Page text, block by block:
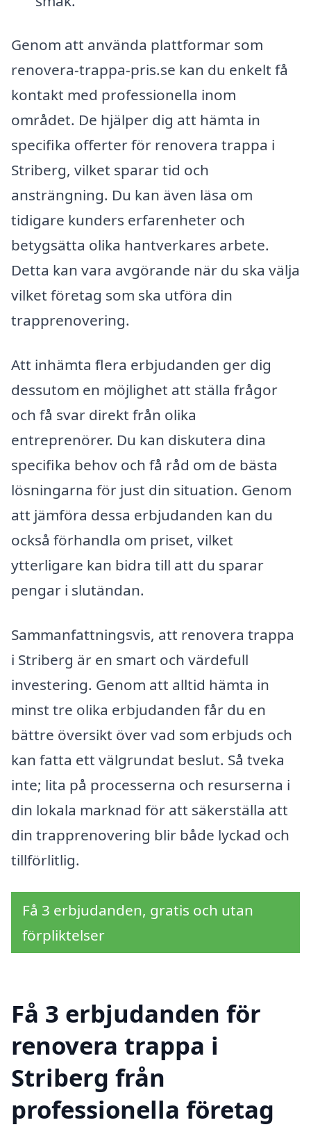
Genom att använda plattformar som
renovera-trappa-pris.se kan du enkelt få
kontakt med professionella inom
området. De hjälper dig att hämta in
specifika offerter för renovera trappa i
Striberg, vilket sparar tid och
ansträngning. Du kan även läsa om
tidigare kunders erfarenheter och
betygsätta olika hantverkares arbete.
Detta kan vara avgörande när du ska välja
vilket företag som ska utföra din
trapprenovering.
Att inhämta flera erbjudanden ger dig
dessutom en möjlighet att ställa frågor
och få svar direkt från olika
entreprenörer. Du kan diskutera dina
specifika behov och få råd om de bästa
lösningarna för just din situation. Genom
att jämföra dessa erbjudanden kan du
också förhandla om priset, vilket
ytterligare kan bidra till att du sparar
pengar i slutändan.
Sammanfattningsvis, att renovera trappa
i Striberg är en smart och värdefull
investering. Genom att alltid hämta in
minst tre olika erbjudanden får du en
bättre översikt över vad som erbjuds och
kan fatta ett välgrundat beslut. Så tveka
inte; lita på processerna och resurserna i
din lokala marknad för att säkerställa att
din trapprenovering blir både lyckad och
tillförlitlig.
Få 3 erbjudanden, gratis och utan
förpliktelser
Få 3 erbjudanden för
renovera trappa i
Striberg från
professionella företag